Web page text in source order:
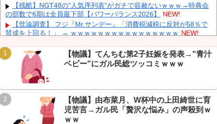
中国の三峡ダムが全開放流を実施…長江流域で深刻な洪水被害！
NEW!
韓国人の対日好感度が過去最高に、「ノージャパン」は終わっ
た？＝ネット「中国より100倍いい」 NEW!
Powered by livedoor 相互RSS
【残酷】NGT48の”人気序列表”がガチで容赦ないｗｗｗ→特典会
の部数で6期は全員最下部【パワーバランス2026】
NEW!
【世論調査】 フジ『Mr.サンデー』「消費税減税に反対が58％で
賛成を上回る！」 → ｗｗｗｗｗｗｗｗｗｗｗｗｗｗｗｗ NEW!
【画像】 北朝鮮のビアガール、昭和ｗｗｗｗｗｗ NEW!
【速報】ヒカル、月額490円で”教祖”宣言→年内10万人・日本武
道館目指すとｗｗｗ民ざわつく
【悲報】散歩つまらなすぎる→エッヂ民の生活の知恵がガチで参
考になったｗｗｗ NEW!
【全文】マッチングアプリの年収詐欺→WhatsApp信頼構築→気
づいたら消費者金融で800万円失ったｗｗｗ NEW!
【物議】てんちむ第2子妊娠を発表→"青汁
ベビー"にガル民総ツッコミｗｗｗ
【物議】由布菜月、W杯中の上田綺世に育
児苦言→ガル民「贅沢な悩み」の声殺到ｗ
ｗｗ